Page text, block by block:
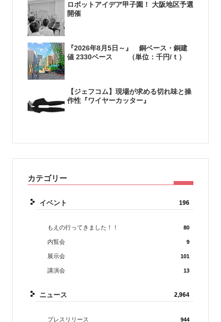
ロボットアイデア甲子園！ 大阪地区予選
開催
『2026年8月5日～』 銅ベース・銅建
値 2330ベース （単位：千円/ｔ）
【ジェフコム】現場が求める切れ味と操
作性『ワイヤーカッター』
カテゴリー
イベント 196
もえの行ってきました！！ 80
内覧会 9
展示会 101
講演会 13
ニュース 2,964
プレスリリース 944